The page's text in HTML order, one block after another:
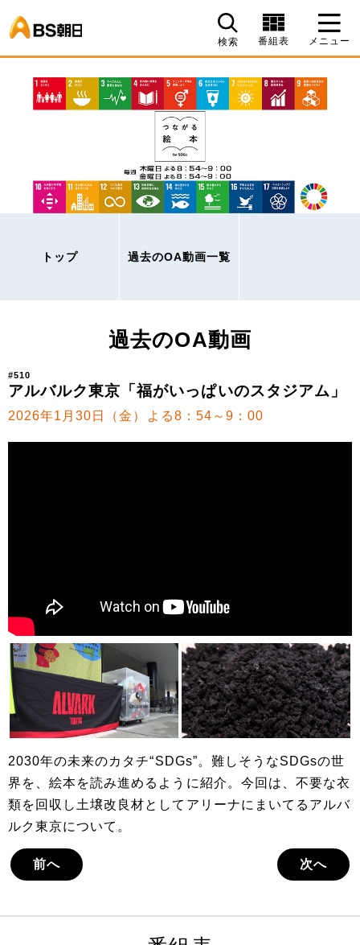
検索 番組表 メニュー
トップ 過去のOA動画一覧
過去のOA動画
#510
アルバルク東京「福がいっぱいのスタジアム」
2026年1月30日（金）よる8：54～9：00
2030年の未来のカタチ“SDGs”。難しそうなSDGsの世
界を、絵本を読み進めるように紹介。今回は、不要な衣
類を回収し土壌改良材としてアリーナにまいてるアルバ
ルク東京について。
前へ 次へ